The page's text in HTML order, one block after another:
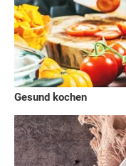
Gesund kochen